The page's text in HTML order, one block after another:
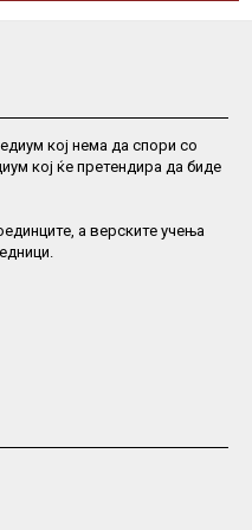
кој нема да спори со
кој ќе претендира да биде
а верските учења